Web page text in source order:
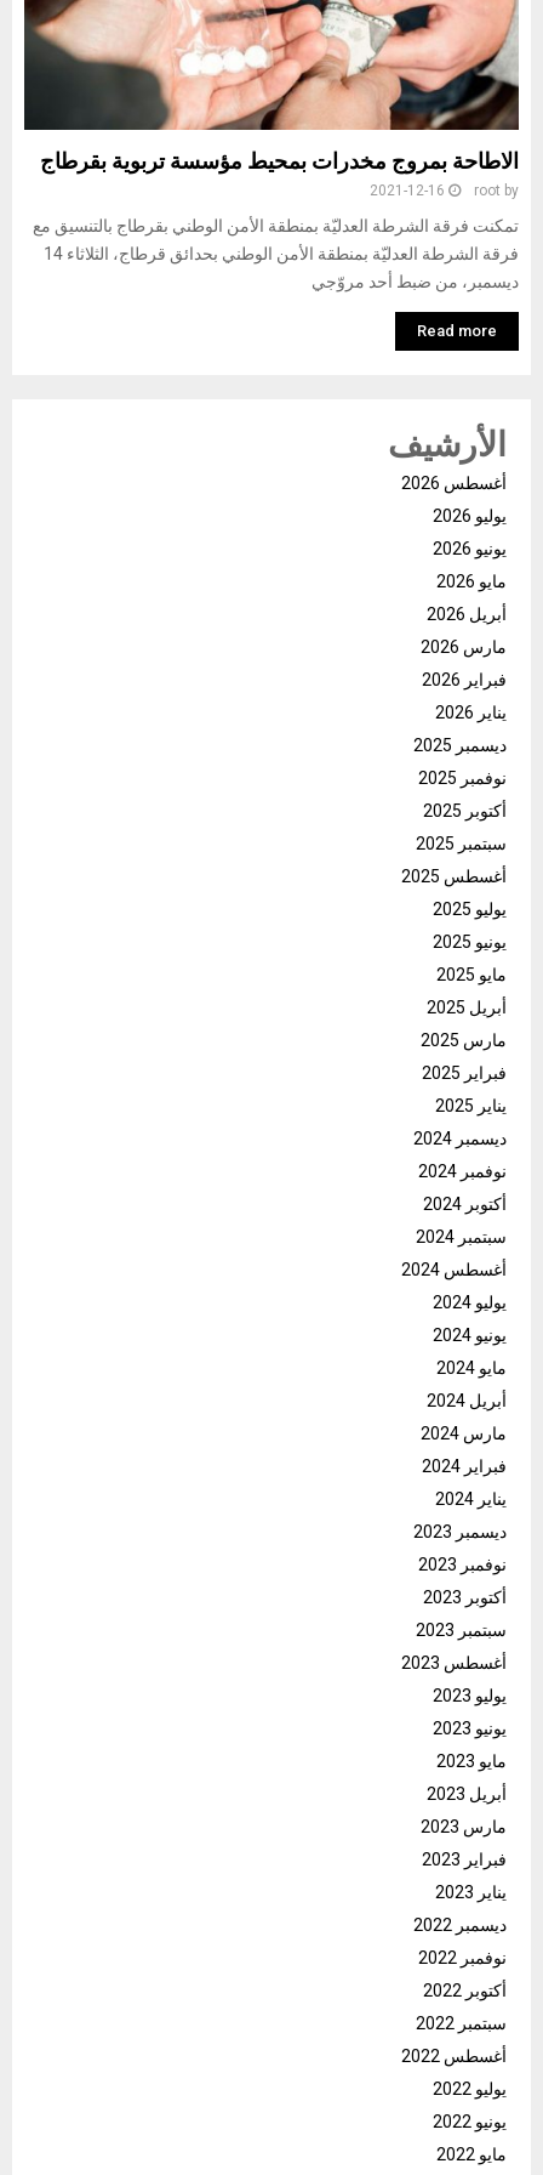
الاطاحة بمروج مخدرات بمحيط مؤسسة تربوية بقرطاج
by
root
2021-12-16
تمكنت فرقة الشرطة العدليّة بمنطقة الأمن الوطني بقرطاج بالتنسيق مع
فرقة الشرطة العدليّة بمنطقة الأمن الوطني بحدائق قرطاج، الثلاثاء 14
ديسمبر، من ضبط أحد مروّجي
Read more
الأرشيف
أغسطس 2026
يوليو 2026
يونيو 2026
مايو 2026
أبريل 2026
مارس 2026
فبراير 2026
يناير 2026
ديسمبر 2025
نوفمبر 2025
أكتوبر 2025
سبتمبر 2025
أغسطس 2025
يوليو 2025
يونيو 2025
مايو 2025
أبريل 2025
مارس 2025
فبراير 2025
يناير 2025
ديسمبر 2024
نوفمبر 2024
أكتوبر 2024
سبتمبر 2024
أغسطس 2024
يوليو 2024
يونيو 2024
مايو 2024
أبريل 2024
مارس 2024
فبراير 2024
يناير 2024
ديسمبر 2023
نوفمبر 2023
أكتوبر 2023
سبتمبر 2023
أغسطس 2023
يوليو 2023
يونيو 2023
مايو 2023
أبريل 2023
مارس 2023
فبراير 2023
يناير 2023
ديسمبر 2022
نوفمبر 2022
أكتوبر 2022
سبتمبر 2022
أغسطس 2022
يوليو 2022
يونيو 2022
مايو 2022